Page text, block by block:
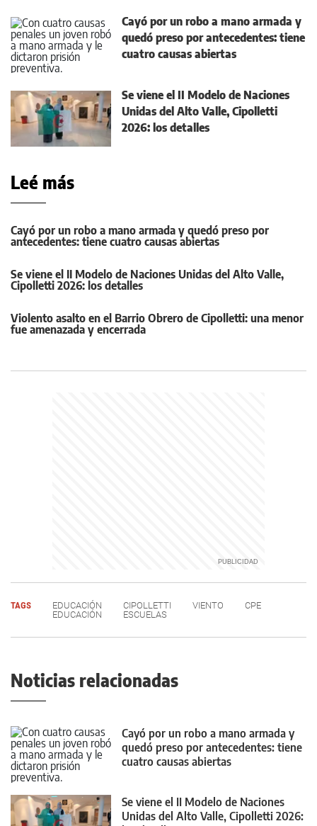
Cayó por un robo a mano armada y
quedó preso por antecedentes: tiene
cuatro causas abiertas
Se viene el II Modelo de Naciones
Unidas del Alto Valle, Cipolletti
2026: los detalles
Leé más
Cayó por un robo a mano armada y quedó preso por
antecedentes: tiene cuatro causas abiertas
Se viene el II Modelo de Naciones Unidas del Alto Valle,
Cipolletti 2026: los detalles
Violento asalto en el Barrio Obrero de Cipolletti: una menor
fue amenazada y encerrada
TAGS EDUCACIÓN CIPOLLETTI VIENTO
CPE
EDUCACIÓN
ESCUELAS
Noticias relacionadas
Cayó por un robo a mano armada y
quedó preso por antecedentes: tiene
cuatro causas abiertas
Se viene el II Modelo de Naciones
Unidas del Alto Valle, Cipolletti 2026: